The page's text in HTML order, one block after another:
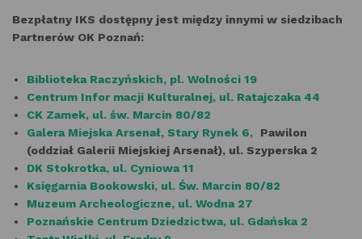
Bezpłatny IKS dostępny jest między innymi w siedzibach
Partnerów OK Poznań:
Biblioteka Raczyńskich, pl. Wolności 19
Centrum Infor macji Kulturalnej, ul. Ratajczaka 44
CK Zamek, ul. św. Marcin 80/82
Galera Miejska Arsenał, Stary Rynek 6,
Pawilon
(oddział Galerii Miejskiej Arsenał), ul. Szyperska 2
DK Stokrotka, ul. Cyniowa 11
Księgarnia Bookowski, ul. Św. Marcin 80/82
Muzeum Archeologiczne, ul. Wodna 27
Poznańskie Centrum Dziedzictwa, ul. Gdańska 2